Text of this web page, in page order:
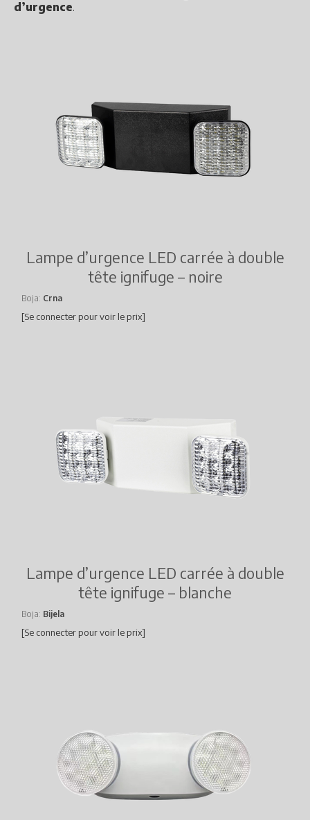
d’urgence.
Lampe d’urgence LED carrée à double
tête ignifuge – noire
Boja Crna
[Se connecter pour voir le prix]
Lampe d’urgence LED carrée à double
tête ignifuge – blanche
Boja Bijela
[Se connecter pour voir le prix]